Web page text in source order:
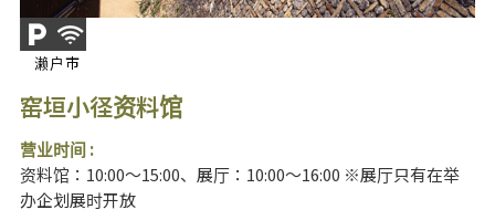
濑户市
窑垣小径资料馆
营业时间 :
资料馆：10:00～15:00、展厅：10:00～16:00 ※展厅只有在举
办企划展时开放